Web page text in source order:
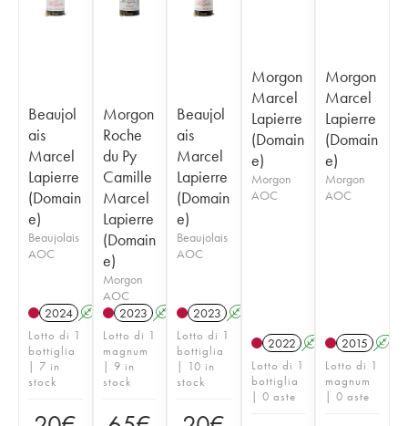
Beaujol
ais
Marcel
Lapierre
(Domain
e)
Beaujolais
AOC
2024 A S
Lotto di 1
bottiglia
| 7 in
stock
Morgon
Roche
du Py
Camille
Marcel
Lapierre
(Domain
e)
Morgon
AOC
2023 A S
Lotto di 1
magnum
| 9 in
stock
Beaujol
ais
Marcel
Lapierre
(Domain
e)
Beaujolais
AOC
2023 A
Lotto di 1
bottiglia
| 10 in
stock
Morgon
Marcel
Lapierre
(Domain
e)
Morgon
AOC
2022 A S
Lotto di 1
bottiglia
| 0 aste
Morgon
Marcel
Lapierre
(Domain
e)
Morgon
AOC
2015 A
Lotto di 1
magnum
| 0 aste